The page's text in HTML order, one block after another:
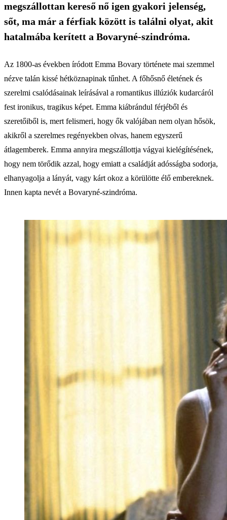
megszállottan kereső nő igen gyakori jelenség,
sőt, ma már a férfiak között is találni olyat, akit
hatalmába kerített a Bovaryné-szindróma.
Az 1800-as években íródott Emma Bovary története mai szemmel
nézve talán kissé hétköznapinak tűnhet. A főhősnő életének és
szerelmi csalódásainak leírásával a romantikus illúziók kudarcáról
fest ironikus, tragikus képet. Emma kiábrándul férjéből és
szeretőiből is, mert felismeri, hogy ők valójában nem olyan hősök,
akikről a szerelmes regényekben olvas, hanem egyszerű
átlagemberek. Emma annyira megszállottja vágyai kielégítésének,
hogy nem törődik azzal, hogy emiatt a családját adósságba sodorja,
elhanyagolja a lányát, vagy kárt okoz a körülötte élő embereknek.
Innen kapta nevét a Bovaryné-szindróma.